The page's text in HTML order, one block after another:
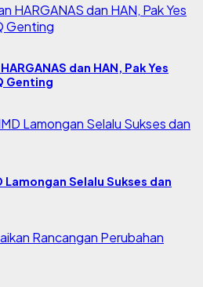
dan HAN, Pak Yes
Genting
Lamongan Selalu Sukses dan